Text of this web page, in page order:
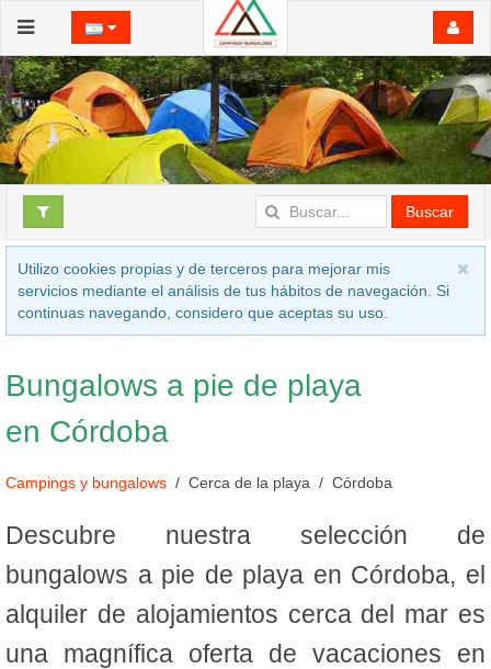
Buscar
Utilizo cookies propias y de terceros para mejorar mis
servicios mediante el análisis de tus hábitos de navegación. Si
continuas navegando, considero que aceptas su uso.
Bungalows a pie de playa
en Córdoba
Campings y bungalows Cerca de la playa Córdoba
Descubre nuestra selección de
bungalows a pie de playa en Córdoba, el
alquiler de alojamientos cerca del mar es
una magnífica oferta de vacaciones en